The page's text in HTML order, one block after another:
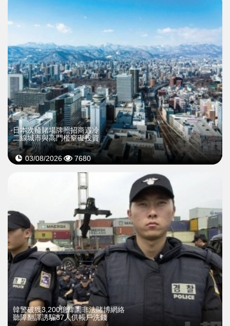
日本次輪賭場牌照招商遇冷
二線城市與高門檻窒礙投資
03/08/2026 7680
韓警破獲3,200億韓圜非法賭博網絡
聽障翻譯誘騙87人供帳戶洗錢